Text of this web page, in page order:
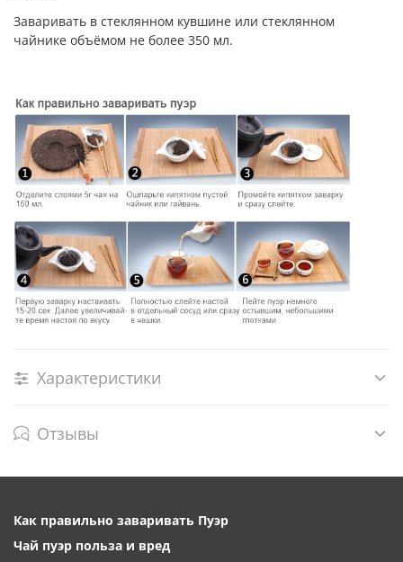
Заваривать в стеклянном кувшине или стеклянном
чайнике объёмом не более 350 мл.
Характеристики
Отзывы
Как правильно заваривать Пуэр
Чай пуэр польза и вред